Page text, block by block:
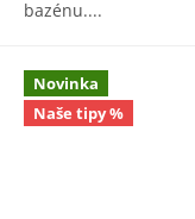
bazénu....
Novinka
Naše tipy %